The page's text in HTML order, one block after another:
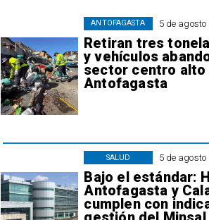
5 de agosto
Retiran tres
y vehículos
sector centro alto
Antofagasta
ANTOFAGASTA
5 de agosto
Bajo el estándar:
Antofagasta y
cumplen con
SALUD